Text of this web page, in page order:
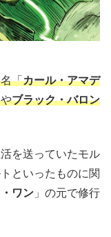
「カール・アマデ
やブラック・バロン
を送っていたモル
といったものに関
ワン 」の元で修行